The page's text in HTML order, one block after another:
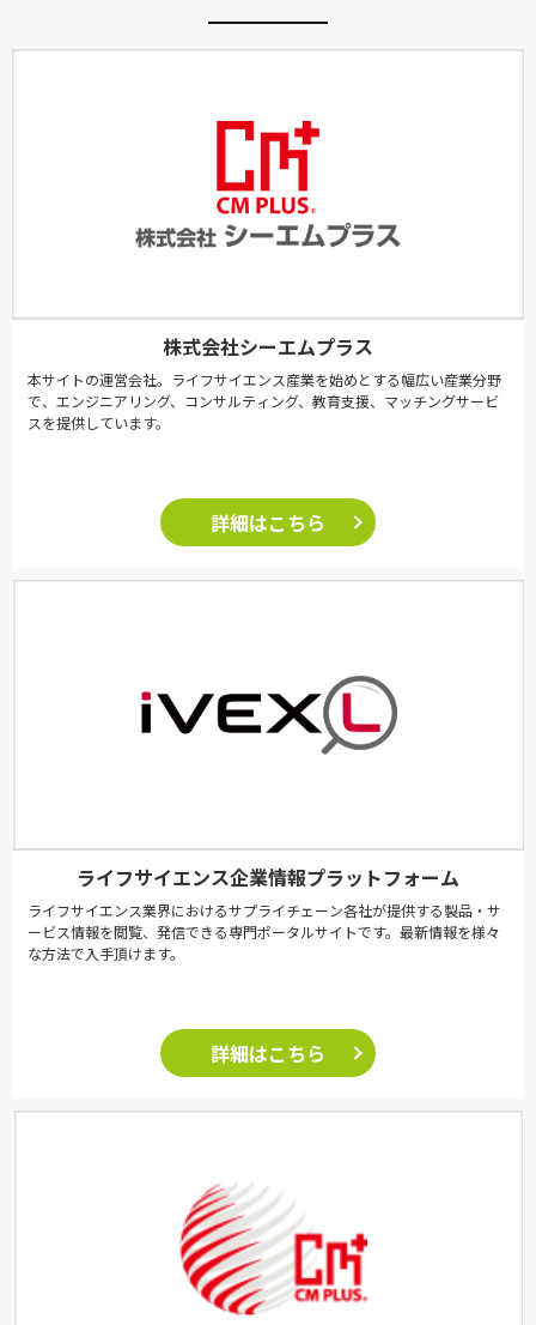
株式会社シーエムプラス
本サイトの運営会社。ライフサイエンス産業を始めとする幅広い産業分野
で、エンジニアリング、コンサルティング、教育支援、マッチングサービ
スを提供しています。
詳細はこちら
ライフサイエンス企業情報プラットフォーム
ライフサイエンス業界におけるサプライチェーン各社が提供する製品・サ
ービス情報を閲覧、発信できる専門ポータルサイトです。最新情報を様々
な方法で入手頂けます。
詳細はこちら